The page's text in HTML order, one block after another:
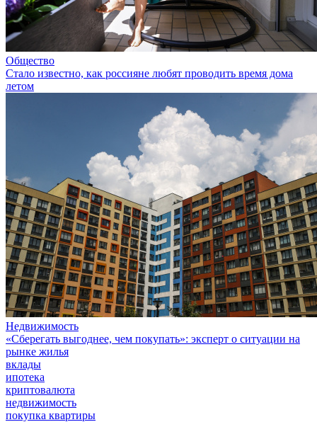
Общество
Стало известно, как россияне любят проводить время дома
летом
Недвижимость
«Сберегать выгоднее, чем покупать»: эксперт о ситуации на
рынке жилья
вклады
ипотека
криптовалюта
недвижимость
покупка квартиры